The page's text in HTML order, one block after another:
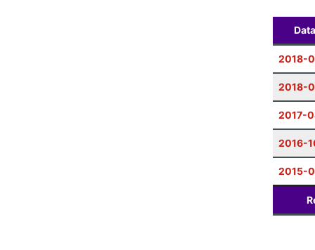
Data
2018-
2018-
2017-
2016-
2015-